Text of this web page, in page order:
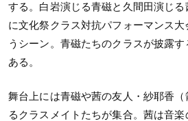
する。白岩演じる青磁と久間田演じ
に文化祭クラス対抗パフォーマンス
うシーン。青磁たちのクラスが披露
ある。
舞台上には青磁や茜の友人・紗耶香
るクラスメイトたちが集合。茜は音楽